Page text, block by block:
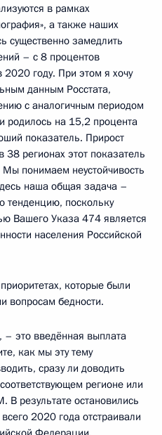
в рамках
а также наших
существенно замедлить
– с 8 процентов
году. При этом я хочу
данным Росстата,
с аналогичным периодом
родилось на 15,2 процента
показатель. Прирост
38 регионах этот показатель
понимаем неустойчивость
наша общая задача –
тенденцию, поскольку
Вашего Указа 474 является
населения Российской
которые были
вопросам бедности.
– это введённая выплата
как мы эту тему
сразу ли доводить
регионе или
В результате остановились
2020 года отстраивали